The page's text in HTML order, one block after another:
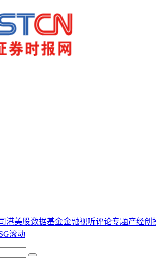
港美股数据基金金融视听评论专题产经创
滚动